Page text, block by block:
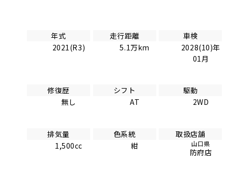
年式
2021(R3)
走行距離
5.1万km
車検
2028(10)年
01月
修復歴
無し
シフト
AT
駆動
2WD
排気量
1,500cc
色系統
紺
取扱店舗
山口県
防府店